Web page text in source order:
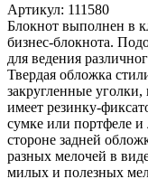
Артикул: 111580
Блокнот выполнен в
бизнес-блокнота.
для ведения
Твердая обложка
закругленные уголки,
имеет резинку-
сумке или портфеле
стороне задней
разных мелочей в
милых и полезных